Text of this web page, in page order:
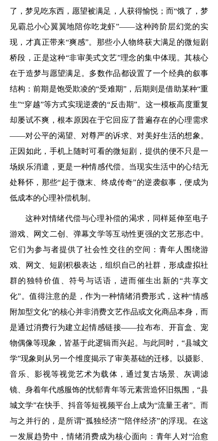
了，梦见吃东西，愿望被满足，人获得愉悦；而“饿了，梦
见霸总小心翼翼地陪你吃龙虾”——这种跨阶层幻觉的实
现，才真正带来“爽感”。那些小人物终获大满足的微短剧
桥段，正是这种“非审美式文艺”理念的集中体现。其核心
在于造梦与愿望满足。多数作品都设置了一个经典的叙事
结构：前期是饱受欺凌的“受难期”，后期则是借助某种“重
生”“穿越”等方式实现逆袭的“反击期”。这一模板高度重复
却屡试不爽，根本原因在于它回应了普遍存在的心理需求
——对公平的渴望、对尊严的诉求、对美好生活的想象。
正因如此，手机上随时可看的微短剧，提供的便不只是一
场娱乐消遣，更是一种情感代偿。当现实生活中的心结无
处释怀，那些“起于微末、终成传奇”的逆袭叙事，便成为
低成本的心理补偿机制。
这种对情绪代偿与心理补偿的渴求，同样延伸至电子
游戏、网文二创、弹幕文学等互动性更强的文艺形态中。
它们为参与者提供了社会性交往的空间：青年人围绕游
戏、网文、短剧积极表达，组织自己的社群，形成虚拟社
群的独特价值、符号与话语，进而催生出新的“共享文
化”。值得注意的是，作为一种情绪消费形式，这种“情感
附加型文化”的核心并非消费文艺作品或文化商品本身，而
是通过消费行为建立起情感链接——拉布布、开盲盒、宠
物偶像等现象，皆基于此逻辑而兴起。与此同时，“县城文
学”现象则从另一个维度揭示了审美基础的迁移。以摄影、
音乐、影视等视觉艺术为载体，通过复古场景、灰调滤
镜、身着年代感服饰的忧郁青年等元素营造怀旧氛围，“县
城文学”在快手、抖音等短视频平台上成为“流量王者”。而
与之并行的，是所谓“孤独经济”“陪伴经济”的浮现。在这
一发展趋势中，情绪消费成为核心面向：青年人对“治愈